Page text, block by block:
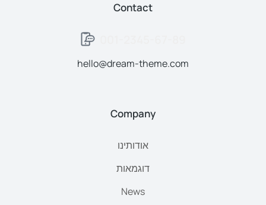
Contact
hello@dream-theme.com
Company
אודותינו
דוגמאות
News